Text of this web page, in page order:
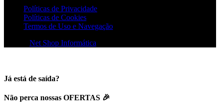
Políticas de Privacidade
Políticas de Cookies
Termos de Uso e Navegação
Net Shop Informática
Já está de saída?
Não perca nossas OFERTAS 🎉